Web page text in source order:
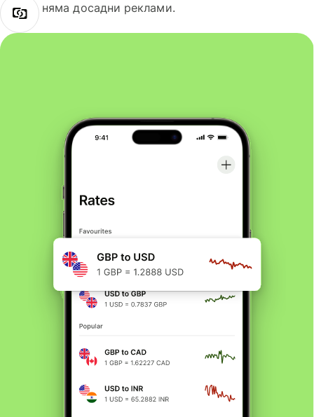
няма досадни реклами.